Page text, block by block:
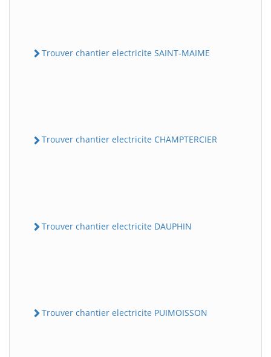
Trouver chantier electricite SAINT-MAIME
Trouver chantier electricite CHAMPTERCIER
Trouver chantier electricite DAUPHIN
Trouver chantier electricite PUIMOISSON